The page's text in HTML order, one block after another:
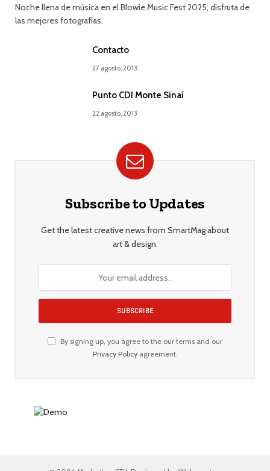
Noche llena de música en el Blowie Music Fest 2025, disfruta de
las mejores fotografías.
Contacto
27 agosto, 2013
Punto CDI Monte Sinaí
22 agosto, 2013
Subscribe to Updates
Get the latest creative news from SmartMag about
art & design.
By signing up, you agree to the our terms and our
Privacy Policyagreement.